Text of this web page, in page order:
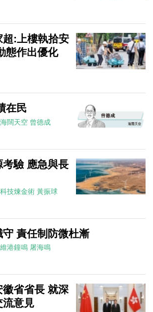
超:上樓執拾安
態作出優化
在民
海闊天空 曾德成
驗 應急與長
科技煉金術 黃振球
責任制防微杜漸
維港鐘鳴 屠海鳴
省省長 就深
流意見